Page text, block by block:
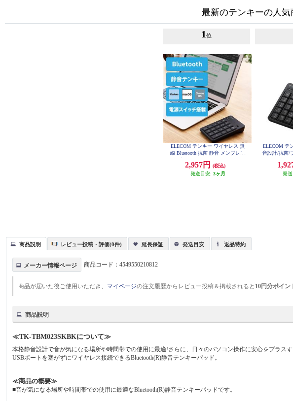
最新のテンキーの人気
1 位
ELECOM テンキー ワイヤレス 無
線 Bluetooth 抗菌 静音 メンブレン
2,957円
(税込)
発送目安: 3ヶ月
ELECOM テ
音設計/抗菌/
発
商品説明 レビュー投稿・評価(0件) 延長保証 発送目安 返品特約
メーカー情報ページ 商品コード：4549550210812
商品が届いた後ご使用いただき、 マイページの注文履歴からレビュー投稿＆掲載されると 10円分ポイン
商品説明
≪TK-TBM023SKBKについて≫
本格静音設計で音が気になる場所や時間帯での使用に最適!さらに、日々のパソコン操作に安心をプラスす
USBポートを塞がずにワイヤレス接続できるBluetooth(R)静音テンキーパッド。
≪商品の概要≫
■音が気になる場所や時間帯での使用に最適なBluetooth(R)静音テンキーパッドです。